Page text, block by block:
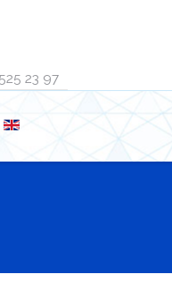
23 97